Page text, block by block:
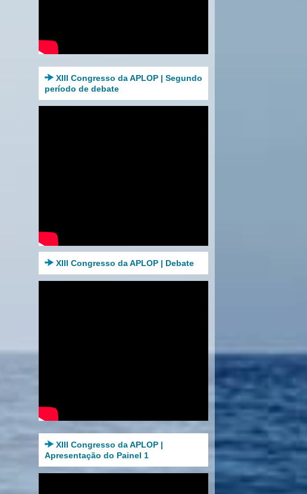
XIII Congresso da APLOP | Segundo
período de debate
XIII Congresso da APLOP | Debate
XIII Congresso da APLOP |
Apresentação do Painel 1